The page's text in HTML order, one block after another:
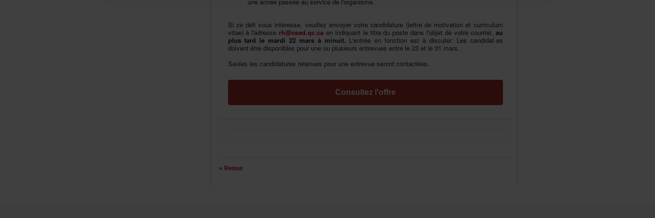
Sicedéfivousintéresse,veuillezenvoyervotrecandidature(lettredemotivationetcurriculum
vitae)àl'adresse rh@cead.qc.ca enindiquantletitredupostedansl'objetdevotrecourriel, au
plustardlemardi22marsàminuit. L'entréeenfonctionestàdiscuter.Lescandidat·es
doiventêtredisponiblespouruneouplusieursentrevuesentrele23etle31mars.
Seuleslescandidaturesretenuespouruneentrevueserontcontactées.
Consultezl'offre
«Retour